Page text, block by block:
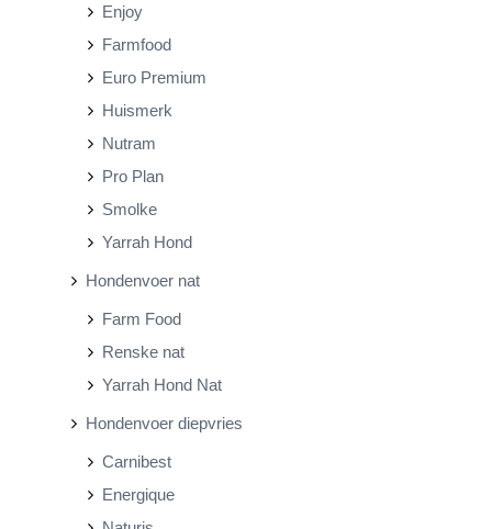
Enjoy
Farmfood
Euro Premium
Huismerk
Nutram
Pro Plan
Smolke
Yarrah Hond
Hondenvoer nat
Farm Food
Renske nat
Yarrah Hond Nat
Hondenvoer diepvries
Carnibest
Energique